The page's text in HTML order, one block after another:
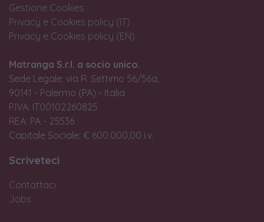
Gestione Cookies
Privacy e Cookies policy (IT)
Privacy e Cookies policy (EN)
Matranga S.r.l. a socio unico.
Sede Legale: via R. Settimo 56/56a,
90141 - Palermo (PA) - Italia
P.IVA: IT00102260825
REA: PA - 25536
Capitale Sociale: € 600.000,00 i.v.
Scriveteci
Contattaci
Jobs